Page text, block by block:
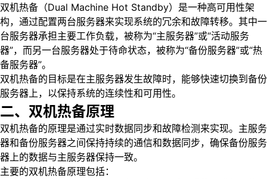
双机热备（Dual Machine Hot Standby）是一种高可用性架
构，通过配置两台服务器来实现系统的冗余和故障转移。其中一
台服务器承担主要工作负载，被称为“主服务器”或“活动服务
器”，而另一台服务器处于待命状态，被称为“备份服务器”或“热
备服务器”。
双机热备的目标是在主服务器发生故障时，能够快速切换到备份
服务器上，以保持系统的连续性和可用性。
二、双机热备原理
双机热备的原理是通过实时数据同步和故障检测来实现。主服务
器和备份服务器之间保持持续的通信和数据同步，确保备份服务
器上的数据与主服务器保持一致。
主要的双机热备原理包括：